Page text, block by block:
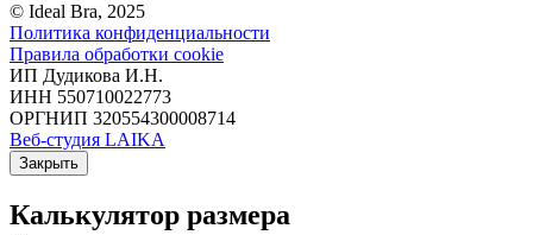
© Ideal Bra, 2025
Политика конфиденциальности
Правила обработки cookie
ИП Дудикова И.Н.
ИНН 550710022773
ОРГНИП 320554300008714
Веб-студия LAIKA
Закрыть
Калькулятор размера